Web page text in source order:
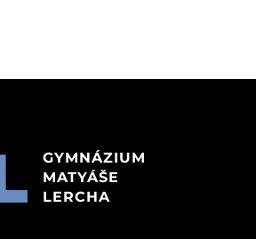
GYMNÁZIUM
MATYÁŠE
LERCHA